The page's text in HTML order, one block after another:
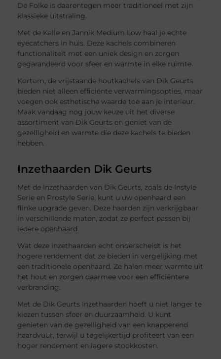
De Folke is daarentegen meer traditioneel met zijn
klassieke uitstraling.
Met de Kalle en Jannik Medium Low haal je echte
eyecatchers in huis. Deze kachels combineren
functionaliteit met een uniek design en zorgen
gegarandeerd voor sfeer en warmte in elke ruimte.
Kortom, de vrijstaande houtkachels van Dik Geurts
bieden niet alleen efficiënte verwarmingsopties, maar
voegen ook esthetische waarde toe aan je interieur.
Maak vandaag nog jouw keuze uit het diverse
assortiment van Dik Geurts en geniet van de
gezelligheid en warmte die deze kachels te bieden
hebben.
Inzethaarden Dik Geurts
Met de Inzethaarden van Dik Geurts, zoals de Instyle
Serie en Prostyle Serie, kunt u uw openhaard een
flinke upgrade geven. Deze haarden zijn verkrijgbaar
in verschillende maten, zodat ze perfect passen bij
iedere openhaard.
Wat deze inzethaarden echt onderscheidt is het
hogere rendement dat ze bieden in vergelijking met
een traditionele openhaard. Ze halen meer warmte uit
het hout en zorgen daarmee voor een efficiëntere
verbranding.
Met de Dik Geurts Inzethaarden hoeft u niet langer te
kiezen tussen sfeer en duurzaamheid. U kunt
genieten van de gezelligheid van een knapperend
haardvuur, terwijl u tegelijkertijd profiteert van een
hoger rendement en lagere stookkosten.